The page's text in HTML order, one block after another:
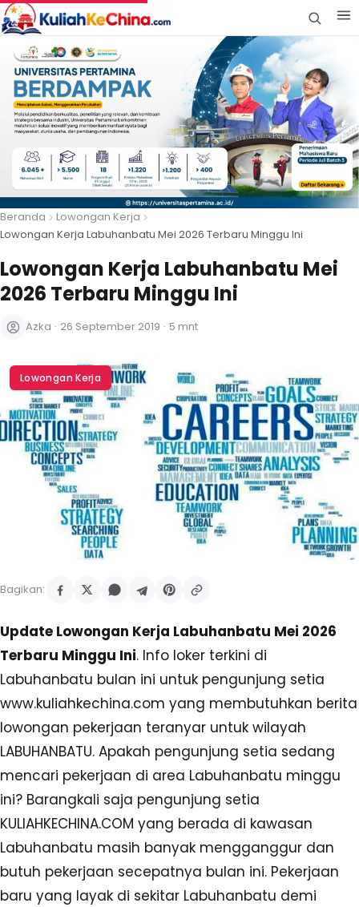
Beranda
Lowongan Kerja
Lowongan Kerja Labuhanbatu Mei 2026 Terbaru Minggu Ini
Lowongan Kerja Labuhanbatu Mei
2026 Terbaru Minggu Ini
Azka · 26 September 2019 · 5 mnt
Lowongan Kerja
Bagikan:
Update Lowongan Kerja Labuhanbatu Mei 2026
Terbaru Minggu Ini. Info loker terkini di
Labuhanbatu bulan ini untuk pengunjung setia
www.kuliahkechina.com yang membutuhkan berita
lowongan pekerjaan teranyar untuk wilayah
LABUHANBATU. Apakah pengunjung setia sedang
mencari pekerjaan di area Labuhanbatu minggu
ini? Barangkali saja pengunjung setia
KULIAHKECHINA.COM yang berada di kawasan
Labuhanbatu masih banyak mengganggur dan
butuh pekerjaan secepatnya bulan ini. Pekerjaan
baru yang layak di sekitar Labuhanbatu demi